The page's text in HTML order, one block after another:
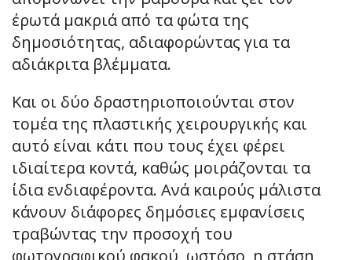
έρωτά μακριά από τα φώτα της
δημοσιότητας, αδιαφορώντας για τα
αδιάκριτα βλέμματα.
Και οι δύο δραστηριοποιούνται στον
τομέα της πλαστικής χειρουργικής και
αυτό είναι κάτι που τους έχει φέρει
ιδιαίτερα κοντά, καθώς μοιράζονται τα
ίδια ενδιαφέροντα. Ανά καιρούς μάλιστα
κάνουν διάφορες δημόσιες εμφανίσεις
τραβώντας την προσοχή του
φωτογραφικού φακού, ωστόσο, η στάση